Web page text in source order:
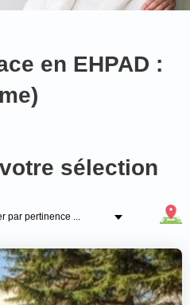
en EHPAD :
sélection